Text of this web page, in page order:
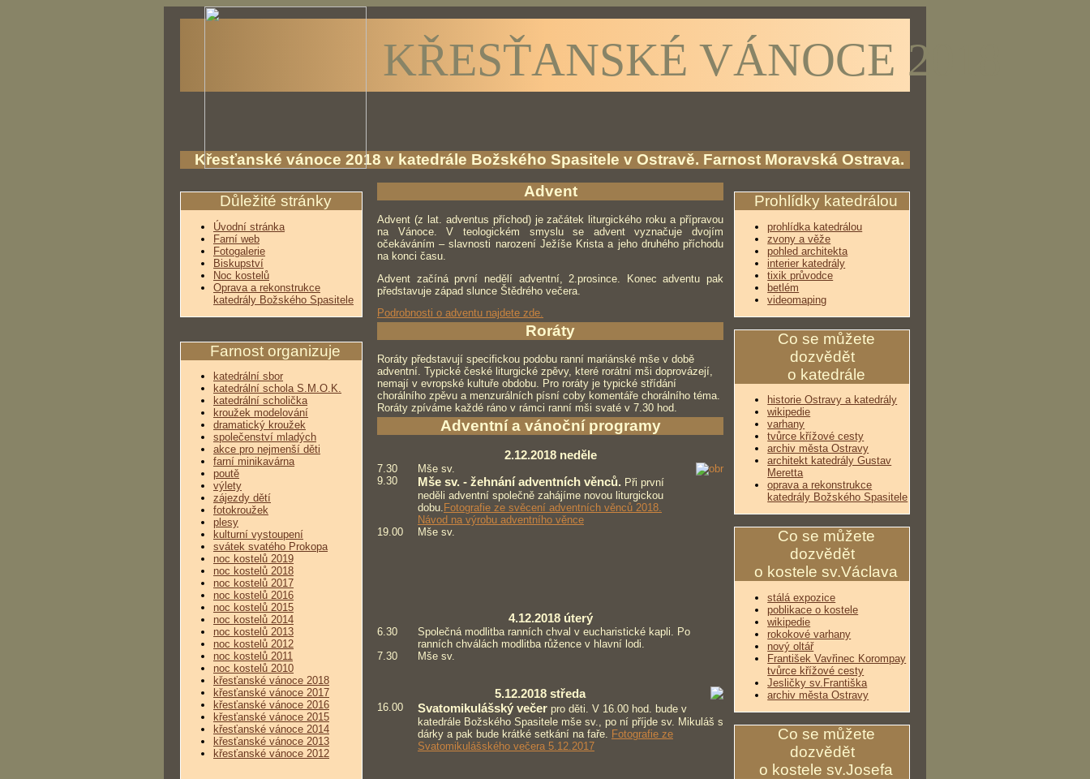
KŘESŤANSKÉ VÁNOCE 2018
Křesťanské vánoce 2018 v katedrále Božského Spasitele v Ostravě. Farnost Moravská Ostrava.
Advent
Advent (z lat. adventus příchod) je začátek liturgického roku a přípravou
na Vánoce. V teologickém smyslu se advent vyznačuje dvojím
očekáváním – slavnosti narození Ježíše Krista a jeho druhého příchodu
na konci času.
Advent začíná první nedělí adventní, 2.prosince. Konec adventu pak
představuje západ slunce Štědrého večera.
Podrobnosti o adventu najdete zde.
Roráty
Roráty představují specifickou podobu ranní mariánské mše v době
adventní. Typické české liturgické zpěvy, které rorátní mši doprovázejí,
nemají v evropské kultuře obdobu. Pro roráty je typické střídání
chorálního zpěvu a menzurálních písní coby komentáře chorálního téma.
Roráty zpíváme každé ráno v rámci ranní mši svaté v 7.30 hod.
Adventní a vánoční programy
2.12.2018 neděle
7.30
Mše sv.
9.30
Mše sv. - žehnání adventních věnců. Při první
neděli adventní společně zahájíme novou liturgickou
dobu. Fotografie ze svěcení adventních věnců 2018.
Návod na výrobu adventního věnce
19.00
Mše sv.
4.12.2018 úterý
6.30
Společná modlitba ranních chval v eucharistické kapli. Po
ranních chválách modlitba růžence v hlavní lodi.
7.30
Mše sv.
5.12.2018 středa
16.00 Svatomikulášský večer pro děti. V 16.00 hod. bude v
katedrále Božského Spasitele mše sv., po ní příjde sv. Mikuláš s
dárky a pak bude krátké setkání na faře. Fotografie ze
Svatomikulášského večera 5.12.2017
Prohlídky katedrálou
prohlídka katedrálou
zvony a věže
pohled architekta
interier katedrály
tixik průvodce
betlém
videomaping
Co se můžete
dozvědět
o katedrále
historie Ostravy a katedrály
wikipedie
varhany
tvůrce křížové cesty
archiv města Ostravy
architekt katedrály Gustav
Meretta
oprava a rekonstrukce
katedrály Božského Spasitele
Co se můžete
dozvědět
o kostele sv.Václava
stálá expozice
poblikace o kostele
wikipedie
rokokové varhany
nový oltář
František Vavřinec Korompay
tvůrce křížové cesty
Jesličky sv.Františka
archiv města Ostravy
Co se můžete
dozvědět
o kostele sv.Josefa
Důležité stránky
Úvodní stránka
Farní web
Fotogalerie
Biskupství
Noc kostelů
Oprava a rekonstrukce
katedrály Božského Spasitele
Farnost organizuje
katedrální sbor
katedrální schola S.M.O.K.
katedrální scholička
kroužek modelování
dramatický kroužek
společenství mladých
akce pro nejmenší děti
farní minikavárna
poutě
výlety
zájezdy dětí
fotokroužek
plesy
kulturní vystoupení
svátek svatého Prokopa
noc kostelů 2019
noc kostelů 2018
noc kostelů 2017
noc kostelů 2016
noc kostelů 2015
noc kostelů 2014
noc kostelů 2013
noc kostelů 2012
noc kostelů 2011
noc kostelů 2010
křesťanské vánoce 2018
křesťanské vánoce 2017
křesťanské vánoce 2016
křesťanské vánoce 2015
křesťanské vánoce 2014
křesťanské vánoce 2013
křesťanské vánoce 2012